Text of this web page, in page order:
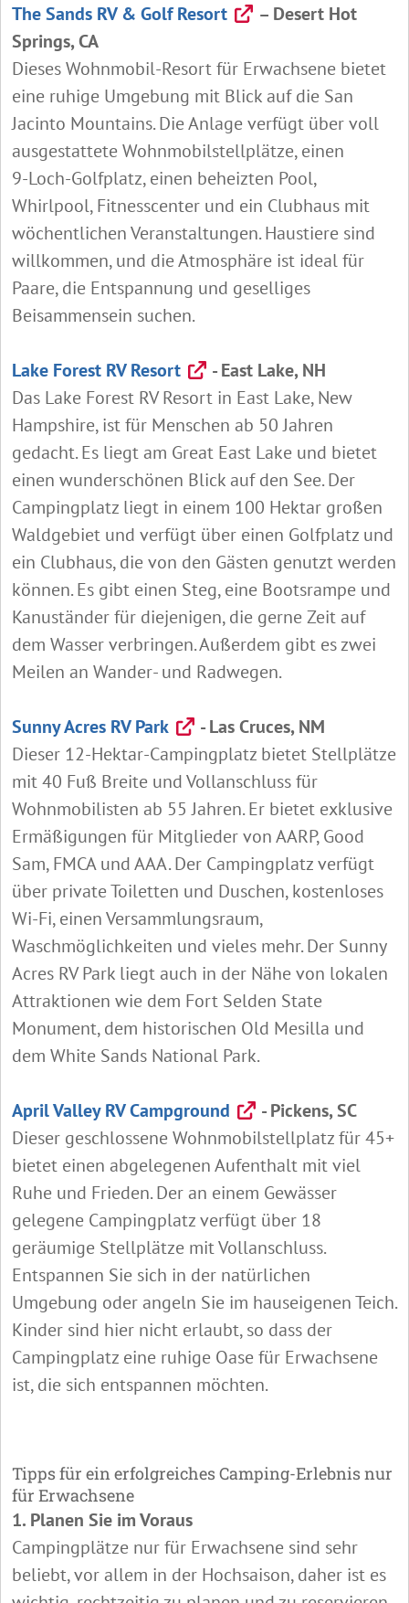
The Sands RV & Golf Resort
– Desert Hot
Springs, CA
Dieses Wohnmobil‑Resort für Erwachsene bietet
eine ruhige Umgebung mit Blick auf die San
Jacinto Mountains. Die Anlage verfügt über voll
ausgestattete Wohnmobilstellplätze, einen
9‑Loch‑Golfplatz, einen beheizten Pool,
Whirlpool, Fitnesscenter und ein Clubhaus mit
wöchentlichen Veranstaltungen. Haustiere sind
willkommen, und die Atmosphäre ist ideal für
Paare, die Entspannung und geselliges
Beisammensein suchen.
Lake Forest RV Resort
- East Lake, NH
Das Lake Forest RV Resort in East Lake, New
Hampshire, ist für Menschen ab 50 Jahren
gedacht. Es liegt am Great East Lake und bietet
einen wunderschönen Blick auf den See. Der
Campingplatz liegt in einem 100 Hektar großen
Waldgebiet und verfügt über einen Golfplatz und
ein Clubhaus, die von den Gästen genutzt werden
können. Es gibt einen Steg, eine Bootsrampe und
Kanuständer für diejenigen, die gerne Zeit auf
dem Wasser verbringen. Außerdem gibt es zwei
Meilen an Wander- und Radwegen.
Sunny Acres RV Park
- Las Cruces, NM
Dieser 12-Hektar-Campingplatz bietet Stellplätze
mit 40 Fuß Breite und Vollanschluss für
Wohnmobilisten ab 55 Jahren. Er bietet exklusive
Ermäßigungen für Mitglieder von AARP, Good
Sam, FMCA und AAA. Der Campingplatz verfügt
über private Toiletten und Duschen, kostenloses
Wi-Fi, einen Versammlungsraum,
Waschmöglichkeiten und vieles mehr. Der Sunny
Acres RV Park liegt auch in der Nähe von lokalen
Attraktionen wie dem Fort Selden State
Monument, dem historischen Old Mesilla und
dem White Sands National Park.
April Valley RV Campground
- Pickens, SC
Dieser geschlossene Wohnmobilstellplatz für 45+
bietet einen abgelegenen Aufenthalt mit viel
Ruhe und Frieden. Der an einem Gewässer
gelegene Campingplatz verfügt über 18
geräumige Stellplätze mit Vollanschluss.
Entspannen Sie sich in der natürlichen
Umgebung oder angeln Sie im hauseigenen Teich.
Kinder sind hier nicht erlaubt, so dass der
Campingplatz eine ruhige Oase für Erwachsene
ist, die sich entspannen möchten.
Tipps für ein erfolgreiches Camping-Erlebnis nur
für Erwachsene
1. Planen Sie im Voraus
Campingplätze nur für Erwachsene sind sehr
beliebt, vor allem in der Hochsaison, daher ist es